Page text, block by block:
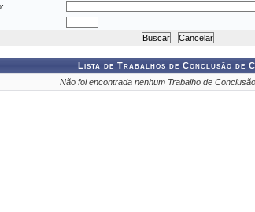
Lista de Trabalhos de Conclusão de
Não foi encontrada nenhum Trabalho de